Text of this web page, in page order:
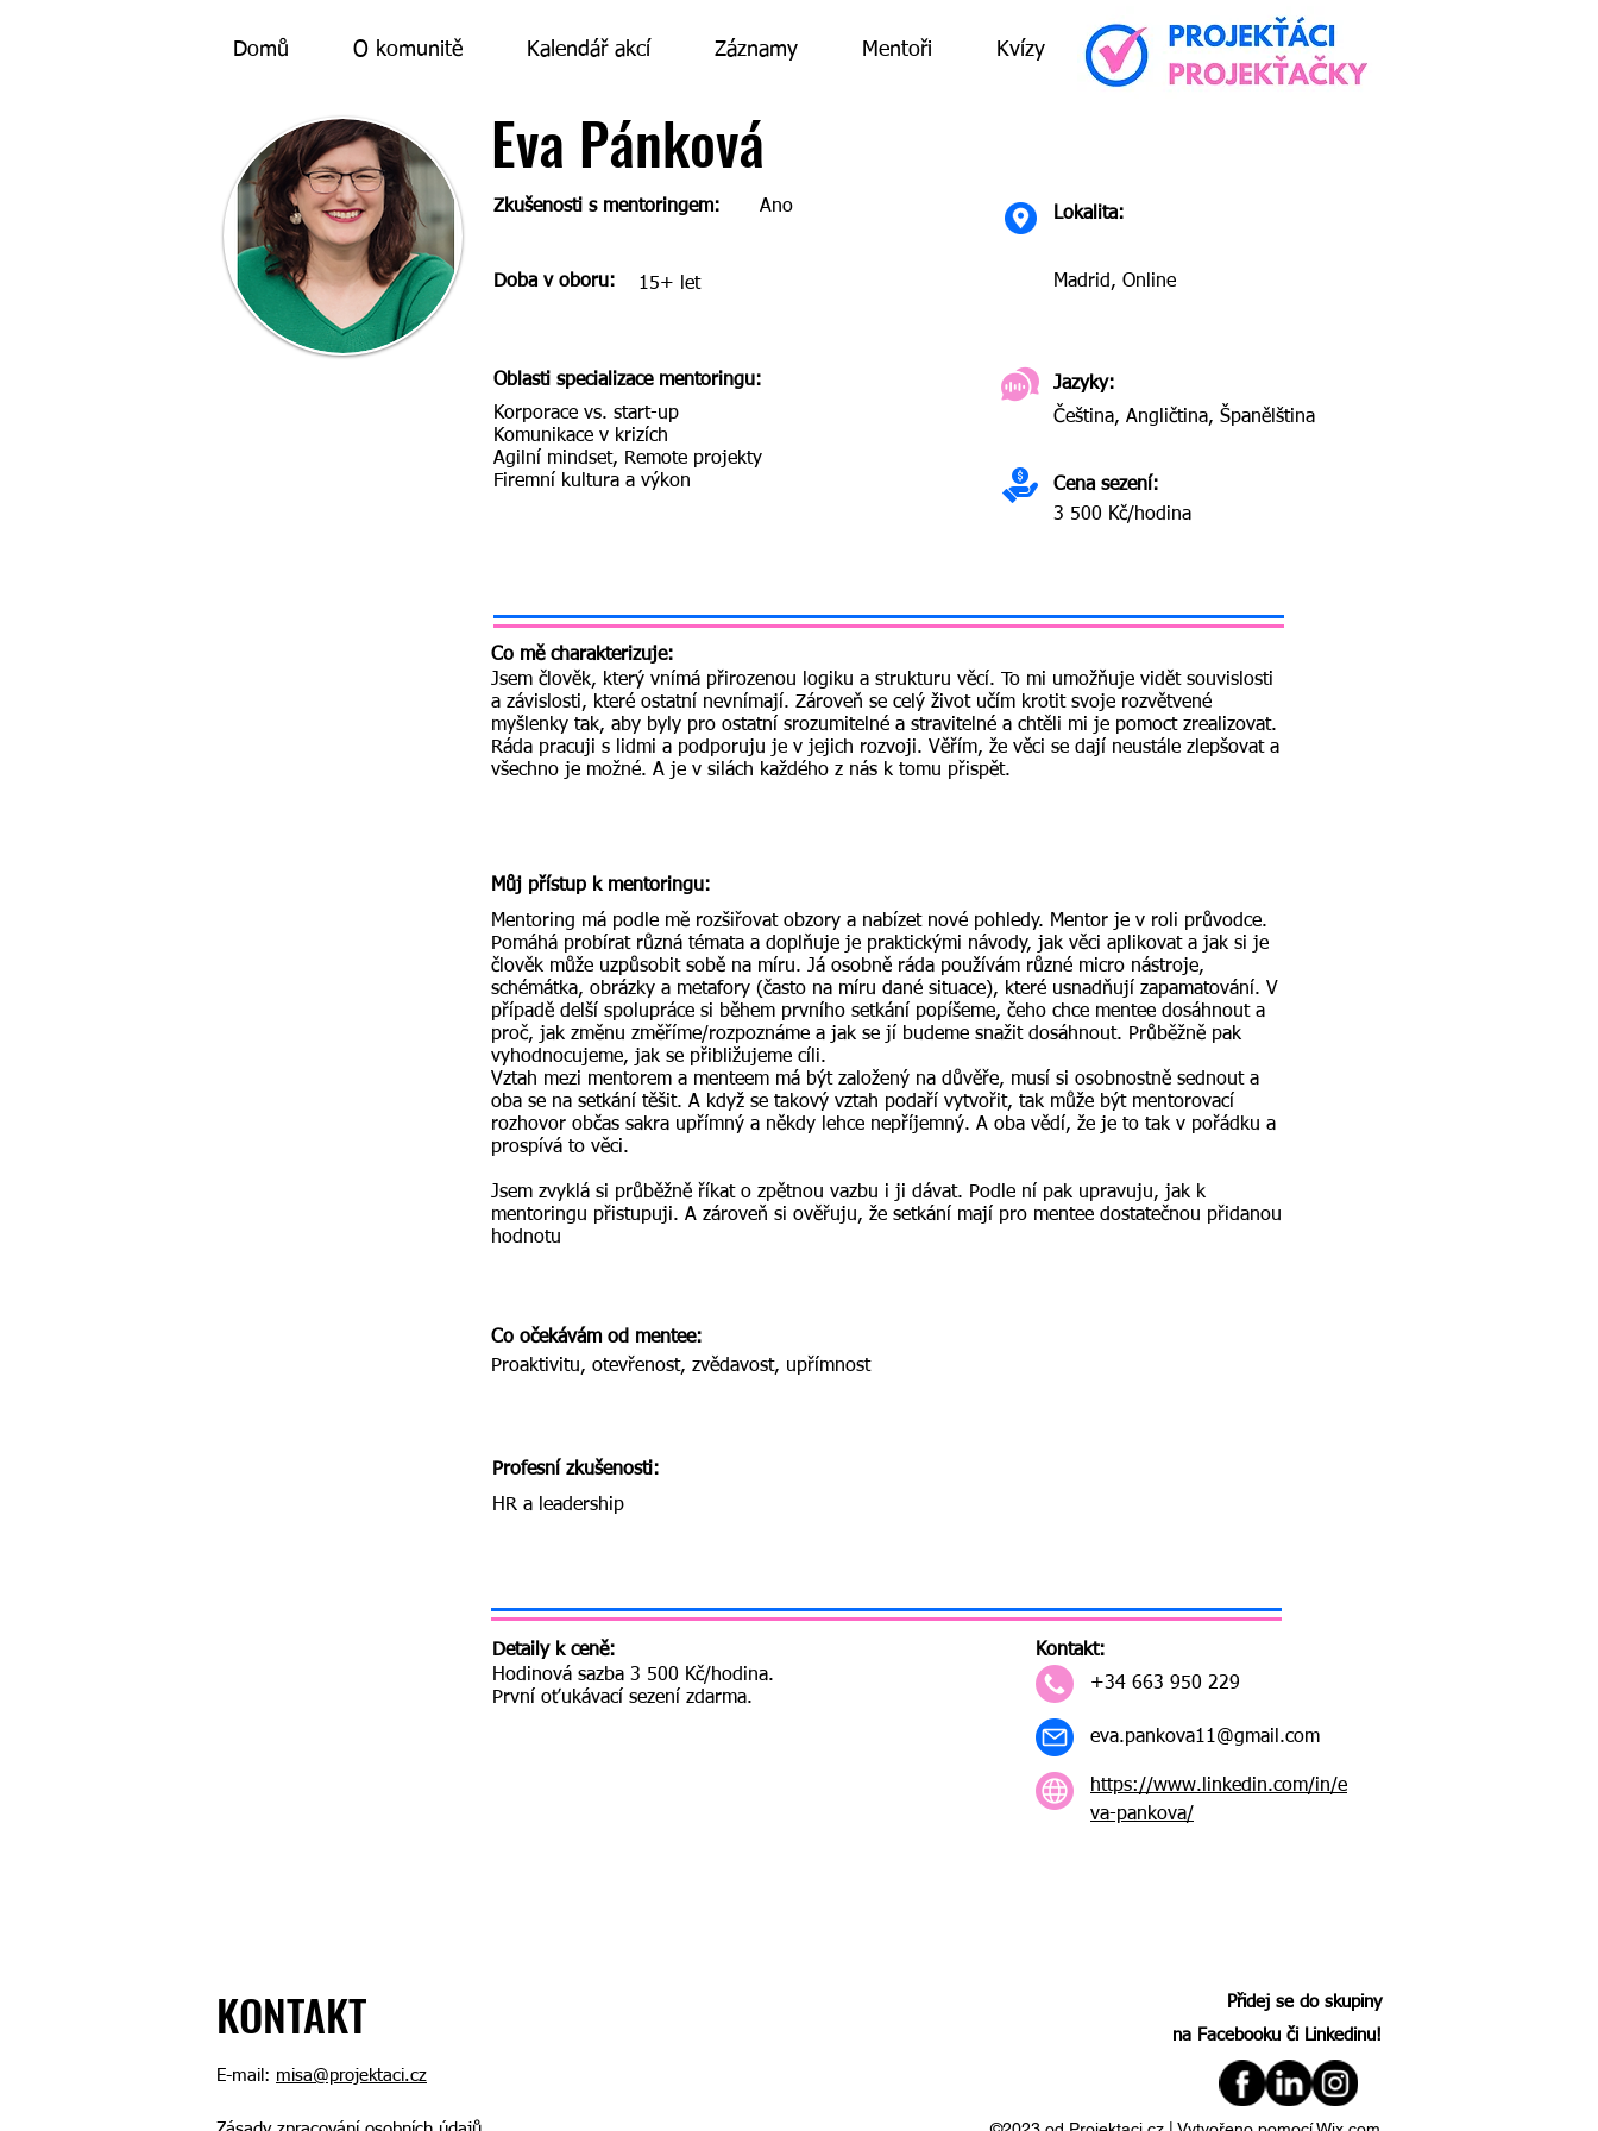
Domů O komunitě Kalendář akcí Záznamy Mentoři Kvízy
Eva Pánková
Zkušenosti s mentoringem: Ano Lokalita:
15+ let
Doba v oboru: Madrid, Online
Oblasti specializace mentoringu:
Korporace vs. start-up
Komunikace v krizích
Agilní mindset, Remote projekty
Firemní kultura a výkon
Jazyky:
Čeština, Angličtina, Španělština
Cena sezení:
3 500 Kč/hodina
Co mě charakterizuje:
Jsem člověk, který vnímá přirozenou logiku a strukturu věcí. To mi umožňuje vidět souvislosti
a závislosti, které ostatní nevnímají. Zároveň se celý život učím krotit svoje rozvětvené
myšlenky tak, aby byly pro ostatní srozumitelné a stravitelné a chtěli mi je pomoct zrealizovat.
Ráda pracuji s lidmi a podporuju je v jejich rozvoji. Věřím, že věci se dají neustále zlepšovat a
všechno je možné. A je v silách každého z nás k tomu přispět.
Můj přístup k mentoringu:
Mentoring má podle mě rozšiřovat obzory a nabízet nové pohledy. Mentor je v roli průvodce.
Pomáhá probírat různá témata a doplňuje je praktickými návody, jak věci aplikovat a jak si je
člověk může uzpůsobit sobě na míru. Já osobně ráda používám různé micro nástroje,
schémátka, obrázky a metafory (často na míru dané situace), které usnadňují zapamatování. V
případě delší spolupráce si během prvního setkání popíšeme, čeho chce mentee dosáhnout a
proč, jak změnu změříme/rozpoznáme a jak se jí budeme snažit dosáhnout. Průběžně pak
vyhodnocujeme, jak se přibližujeme cíli.
Vztah mezi mentorem a menteem má být založený na důvěře, musí si osobnostně sednout a
oba se na setkání těšit. A když se takový vztah podaří vytvořit, tak může být mentorovací
rozhovor občas sakra upřímný a někdy lehce nepříjemný. A oba vědí, že je to tak v pořádku a
prospívá to věci.
Jsem zvyklá si průběžně říkat o zpětnou vazbu i ji dávat. Podle ní pak upravuju, jak k
mentoringu přistupuji. A zároveň si ověřuju, že setkání mají pro mentee dostatečnou přidanou
hodnotu
Co očekávám od mentee:
Proaktivitu, otevřenost, zvědavost, upřímnost
Profesní zkušenosti:
HR a leadership
Detaily k ceně:
Hodinová sazba 3 500 Kč/hodina.
První oťukávací sezení zdarma.
Kontakt:
+34 663 950 229
eva.pankova11@gmail.com
https://www.linkedin.com/in/e
va-pankova/
KONTAKT
E-mail: misa@projektaci.cz
Přidej se do skupiny
na Facebooku či Linkedinu!